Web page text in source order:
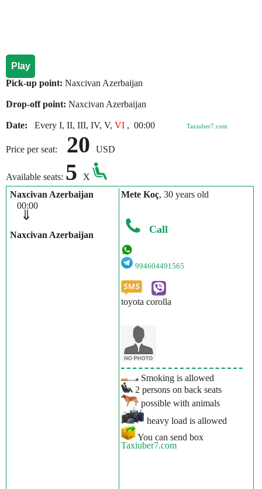
Play
Pick-up point: Naxcivan Azerbaijan
Drop-off point: Naxcivan Azerbaijan
Date: Every I, II, III, IV, V, VI , 00:00 Taxiuber7.com
Price per seat: 20 USD
Available seats: 5
X
Naxcivan Azerbaijan
00:00
⇓
Naxcivan Azerbaijan
Mete Koç, 30 years old
Call
994604491565
toyota corolla
Smoking is allowed
2 persons on back seats
possible with animals
heavy load is allowed
You can send box
Taxiuber7.com